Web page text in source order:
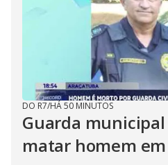
DO R7/HÁ 50 MINUTOS
Guarda municipal
matar homem